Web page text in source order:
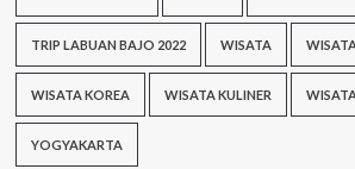
TRIP LABUAN BAJO 2022 WISATA
WISATA KOREA WISATA KULINER
YOGYAKARTA